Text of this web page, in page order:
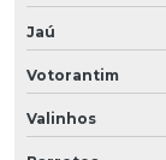
Jaú
Votorantim
Valinhos